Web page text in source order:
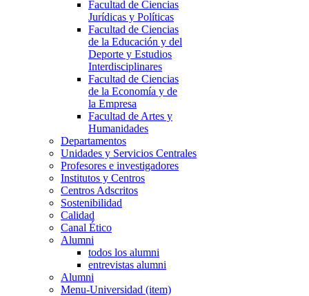
Facultad de Ciencias
Jurídicas y Políticas
Facultad de Ciencias
de la Educación y del
Deporte y Estudios
Interdisciplinares
Facultad de Ciencias
de la Economía y de
la Empresa
Facultad de Artes y
Humanidades
Departamentos
Unidades y Servicios Centrales
Profesores e investigadores
Institutos y Centros
Centros Adscritos
Sostenibilidad
Calidad
Canal Ético
Alumni
todos los alumni
entrevistas alumni
Alumni
Menu-Universidad (item)